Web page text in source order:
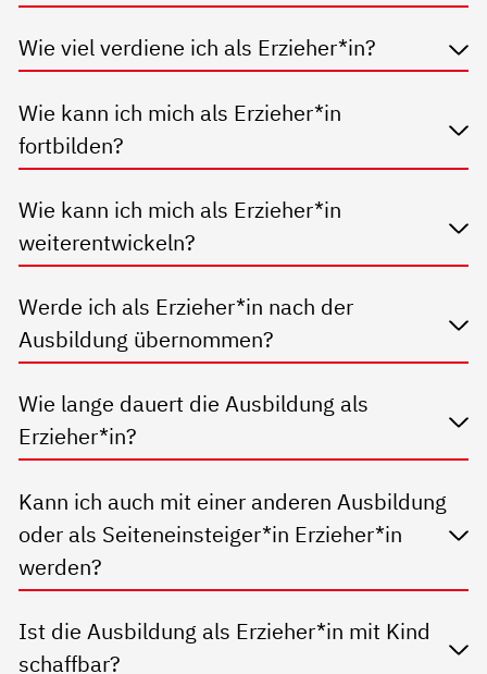
Wie viel verdiene ich als Erzieher*in?
Wie kann ich mich als Erzieher*in
fortbilden?
Wie kann ich mich als Erzieher*in
weiterentwickeln?
Werde ich als Erzieher*in nach der
Ausbildung übernommen?
Wie lange dauert die Ausbildung als
Erzieher*in?
Kann ich auch mit einer anderen Ausbildung
oder als Seiteneinsteiger*in Erzieher*in
werden?
Ist die Ausbildung als Erzieher*in mit Kind
schaffbar?